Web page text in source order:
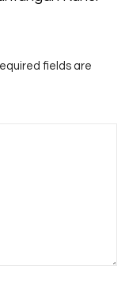
fields are